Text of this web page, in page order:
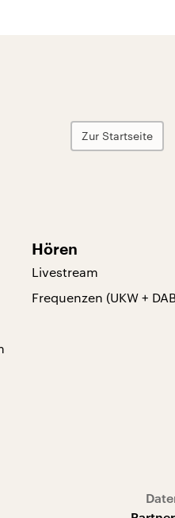
Zur Startseite
Hören
Livestream
Frequenzen (UKW +